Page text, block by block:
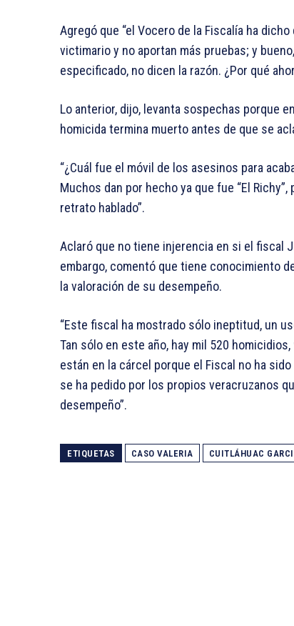
Agregó que “el Vocero de la Fiscalía ha
victimario y no aportan más pruebas; y
especificado, no dicen la razón. ¿Por qué
Lo anterior, dijo, levanta sospechas porque
homicida termina muerto antes de que se
“¿Cuál fue el móvil de los asesinos para
Muchos dan por hecho ya que fue “El
retrato hablado”.
Aclaró que no tiene injerencia en si el fiscal
embargo, comentó que tiene conocimiento
la valoración de su desempeño.
“Este fiscal ha mostrado sólo ineptitud, un
Tan sólo en este año, hay mil 520
están en la cárcel porque el Fiscal no ha
se ha pedido por los propios veracruzanos
desempeño”.
ETIQUETAS CASO VALERIA CUITLÁHUAC